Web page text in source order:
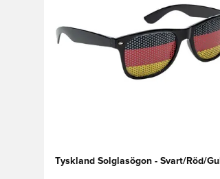
Tyskland Solglasögon - Svart/Röd/Gul